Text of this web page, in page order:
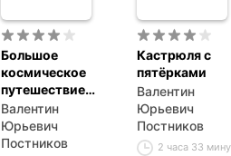
Большое
космическое
путешествие
Карандаша и
Самоделкина
Валентин
Юрьевич
Постников
Кастрюля с
пятёрками
Валентин
Юрьевич
Постников
2 часа 33